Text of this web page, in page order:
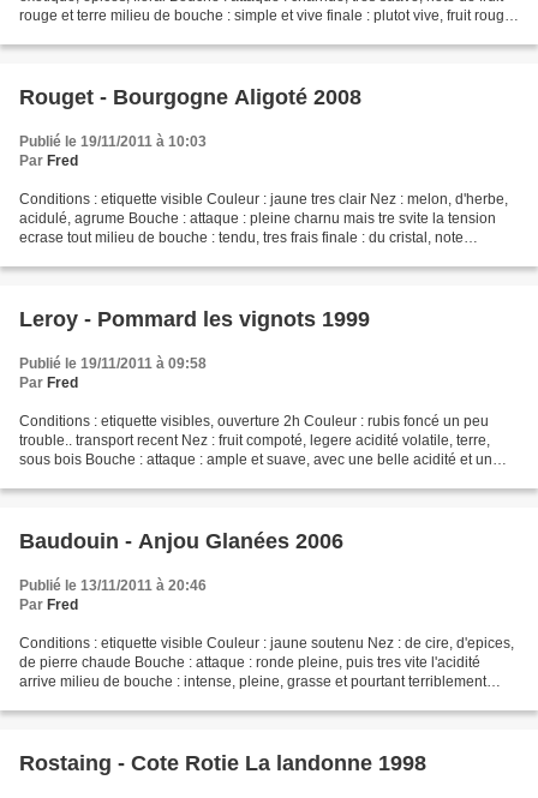
rouge et terre milieu de bouche : simple et vive finale : plutot vive, fruit rouge
Rouget - Bourgogne Aligoté 2008
Publié le 19/11/2011 à 10:03
Par Fred
Conditions : etiquette visible Couleur : jaune tres clair Nez : melon, d'herbe,
acidulé, agrume Bouche : attaque : pleine charnu mais tre svite la tension
ecrase tout milieu de bouche : tendu, tres frais finale : du cristal, note
Leroy - Pommard les vignots 1999
Publié le 19/11/2011 à 09:58
Par Fred
Conditions : etiquette visibles, ouverture 2h Couleur : rubis foncé un peu
trouble.. transport recent Nez : fruit compoté, legere acidité volatile, terre,
sous bois Bouche : attaque : ample et suave, avec une belle acidité et un
Baudouin - Anjou Glanées 2006
Publié le 13/11/2011 à 20:46
Par Fred
Conditions : etiquette visible Couleur : jaune soutenu Nez : de cire, d'epices,
de pierre chaude Bouche : attaque : ronde pleine, puis tres vite l'acidité
arrive milieu de bouche : intense, pleine, grasse et pourtant terriblement
Rostaing - Cote Rotie La landonne 1998